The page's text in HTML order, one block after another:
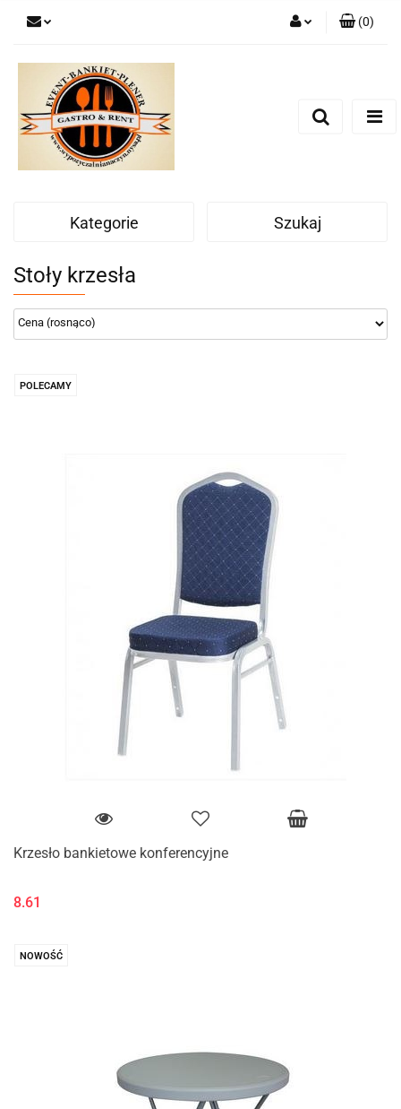
(0)
Kategorie Szukaj
Stoły krzesła
POLECAMY
Krzesło bankietowe konferencyjne
8.61
NOWOŚĆ